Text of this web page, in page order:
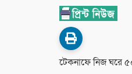
‎টেকনাফে নিজ ঘরে